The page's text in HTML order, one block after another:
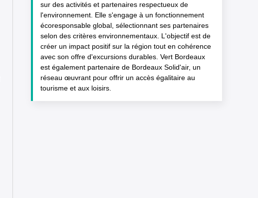
sur des activités et partenaires respectueux de
l'environnement. Elle s'engage à un fonctionnement
écoresponsable global, sélectionnant ses partenaires
selon des critères environnementaux. L'objectif est de
créer un impact positif sur la région tout en cohérence
avec son offre d'excursions durables. Vert Bordeaux
est également partenaire de Bordeaux Solid'air, un
réseau œuvrant pour offrir un accès égalitaire au
tourisme et aux loisirs.